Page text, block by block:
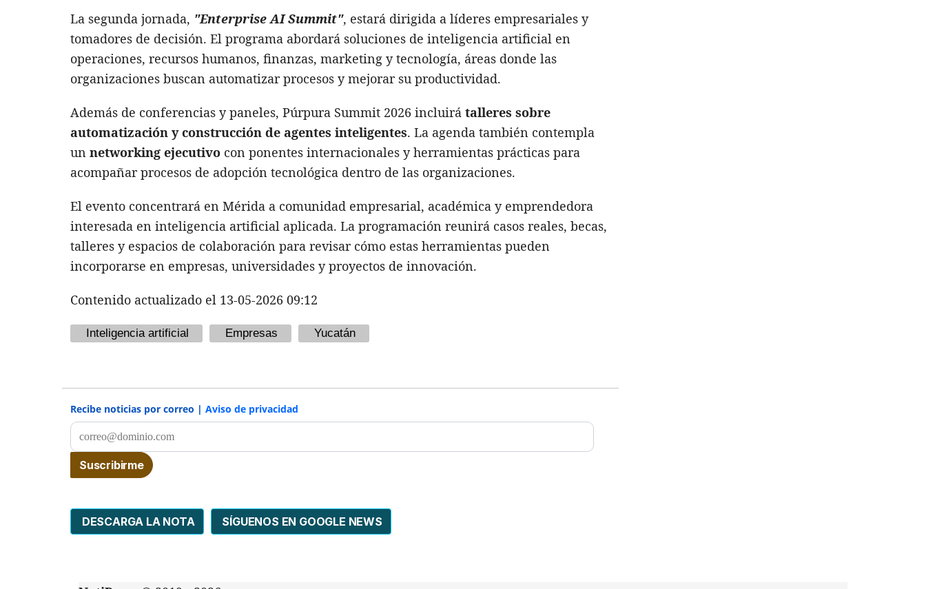
La segunda jornada, "Enterprise AI Summit", estará dirigida a líderes empresariales y
tomadores de decisión. El programa abordará soluciones de inteligencia artificial en
operaciones, recursos humanos, finanzas, marketing y tecnología, áreas donde las
organizaciones buscan automatizar procesos y mejorar su productividad.
Además de conferencias y paneles, Púrpura Summit 2026 incluirá talleres sobre
automatización y construcción de agentes inteligentes. La agenda también contempla
un networking ejecutivo con ponentes internacionales y herramientas prácticas para
acompañar procesos de adopción tecnológica dentro de las organizaciones.
El evento concentrará en Mérida a comunidad empresarial, académica y emprendedora
interesada en inteligencia artificial aplicada. La programación reunirá casos reales, becas,
talleres y espacios de colaboración para revisar cómo estas herramientas pueden
incorporarse en empresas, universidades y proyectos de innovación.
Contenido actualizado el 13-05-2026 09:12
Inteligencia artificial Empresas Yucatán
Recibe noticias por correo | Aviso de privacidad
DESCARGA LA NOTA SÍGUENOS EN GOOGLE NEWS